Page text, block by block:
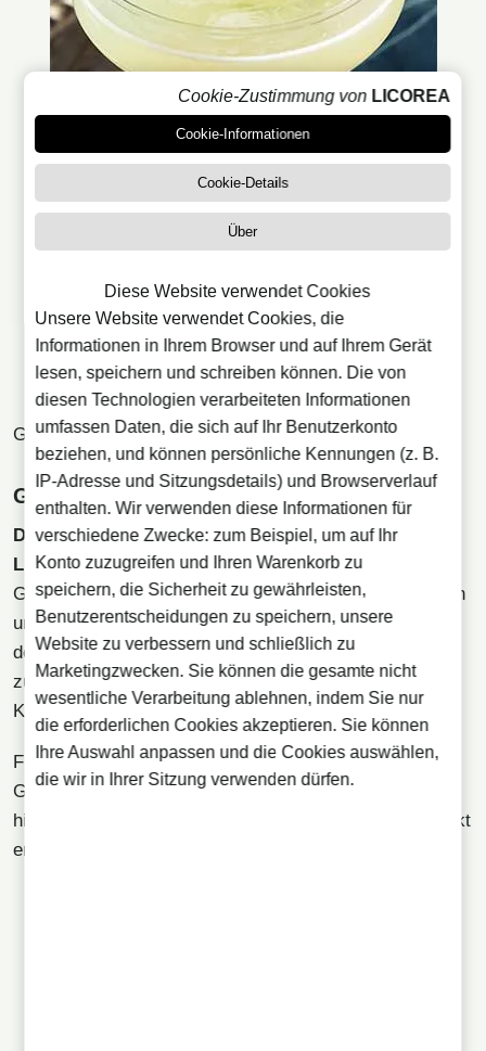
Gimlet
Gin mit Limette
Die empfohlene Art Nr. 5, Gin zu trinken, ist Gin mit
Limette.
Gin Lime ist ein beliebter Cocktail, der sich leicht mixen
und problemlos zu Hause zubereiten lässt. Das Aroma
des Gins und die Frische der Limette passen perfekt
zusammen und machen ihn auch in Bars zu einem
Klassiker.
Für die Zubereitung füllst du ein Glas mit Eis und gibst
Gin sowie reichlich Limettenscheiben oder Limettensaft
hinzu. Auch mit Zitronensaft statt Limettensaft schmeckt
er sehr gut.
Cookie-Zustimmung von LICOREA
Cookie-Informationen
Cookie-Details
Über
Diese Website verwendet Cookies
Unsere Website verwendet Cookies, die
Informationen in Ihrem Browser und auf Ihrem Gerät
lesen, speichern und schreiben können. Die von
diesen Technologien verarbeiteten Informationen
umfassen Daten, die sich auf Ihr Benutzerkonto
beziehen, und können persönliche Kennungen (z. B.
IP-Adresse und Sitzungsdetails) und Browserverlauf
enthalten. Wir verwenden diese Informationen für
verschiedene Zwecke: zum Beispiel, um auf Ihr
Konto zuzugreifen und Ihren Warenkorb zu
speichern, die Sicherheit zu gewährleisten,
Benutzerentscheidungen zu speichern, unsere
Website zu verbessern und schließlich zu
Marketingzwecken. Sie können die gesamte nicht
wesentliche Verarbeitung ablehnen, indem Sie nur
die erforderlichen Cookies akzeptieren. Sie können
Ihre Auswahl anpassen und die Cookies auswählen,
die wir in Ihrer Sitzung verwenden dürfen.